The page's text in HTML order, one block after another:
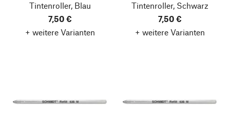
Tintenroller, Blau
7,50 €
+ weitere Varianten
Tintenroller, Schwarz
7,50 €
+ weitere Varianten